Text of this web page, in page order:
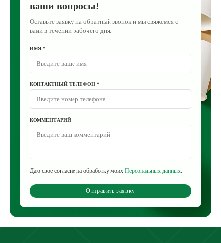
ваши вопросы!
Оставьте заявку на обратный звонок и мы свяжемся с
вами в течении рабочего дня.
ИМЯ *
КОНТАКТНЫЙ ТЕЛЕФОН *
КОММЕНТАРИЙ
Даю свое согласие на обработку моих Персональных данных.
Отправить заявку